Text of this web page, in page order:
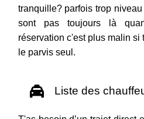
tranquille? parfois trop
sont pas toujours là
réservation c'est plus malin si
le parvis seul.
Liste des